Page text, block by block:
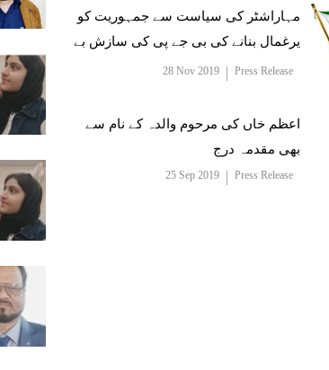
مہاراشٹر کی سیاست سے جمہوریت کو
یرغمال بنانے کی بی جے پی کی سازش بے
نقاب
28 Nov 2019 Press Release
اعظم خاں کی مرحوم والدہ کے نام سے
بھی مقدمہ درج
25 Sep 2019 Press Release